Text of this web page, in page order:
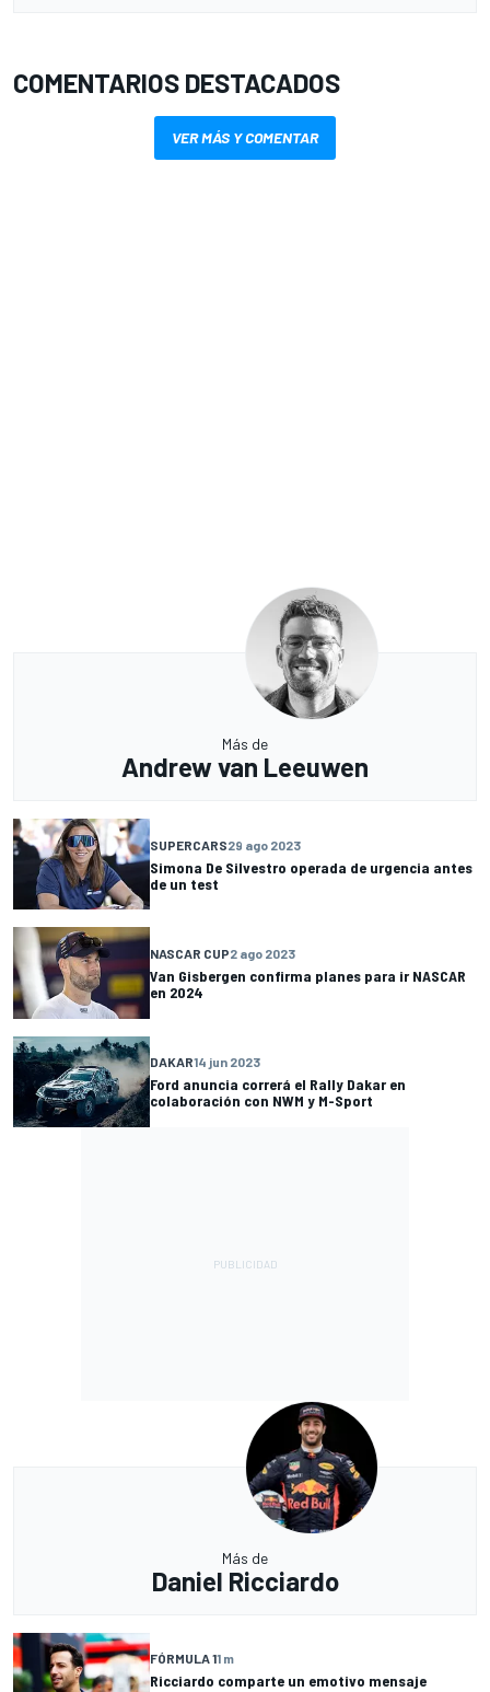
COMENTARIOS DESTACADOS
VER MÁS Y COMENTAR
Más de
Andrew van Leeuwen
SUPERCARS29 ago 2023
Simona De Silvestro operada de urgencia antes
de un test
NASCAR CUP2 ago 2023
Van Gisbergen confirma planes para ir NASCAR
en 2024
DAKAR14 jun 2023
Ford anuncia correrá el Rally Dakar en
colaboración con NWM y M-Sport
Más de
Daniel Ricciardo
FÓRMULA 11 m
Ricciardo comparte un emotivo mensaje